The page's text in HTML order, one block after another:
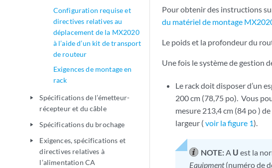
Configuration requise et
directives relatives au
déplacement de la MX2020
à l’aide d’un kit de transport
de routeur
Exigences de montage en
rack
play_arrow
Spécifications de l’émetteur-
récepteur et du câble
play_arrow Spécifications du brochage
play_arrow
Exigences, spécifications et
directives relatives à
l’alimentation CA
Pour obtenir des instructions
du matériel de montage
Le poids et la profondeur du
Une fois le système de gestion
Le rack doit disposer d’un
200 cm (78,75 po). Vous
mesure 213,4 cm (84 po )
largeur (voir la figure 1).
NOTE:A U est la
Equipment(numéro de